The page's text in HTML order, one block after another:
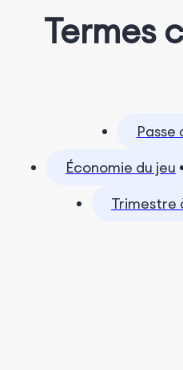
Termes
Économie du jeu
Trimestre